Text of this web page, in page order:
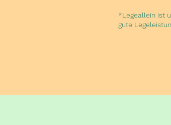
*Legeallein ist
gute